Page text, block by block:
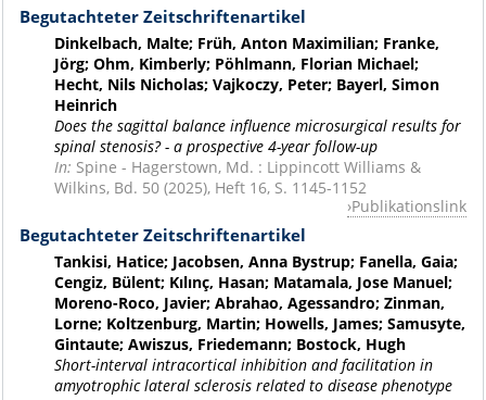
Begutachteter Zeitschriftenartikel
Dinkelbach, Malte; Früh, Anton Maximilian; Franke,
Jörg; Ohm, Kimberly; Pöhlmann, Florian Michael;
Hecht, Nils Nicholas; Vajkoczy, Peter; Bayerl, Simon
Heinrich
Does the sagittal balance influence microsurgical results for
spinal stenosis? - a prospective 4-year follow-up
In: Spine - Hagerstown, Md. : Lippincott Williams &
Wilkins, Bd. 50 (2025), Heft 16, S. 1145-1152
Publikationslink
Begutachteter Zeitschriftenartikel
Tankisi, Hatice; Jacobsen, Anna Bystrup; Fanella, Gaia;
Cengiz, Bülent; Kılınç, Hasan; Matamala, Jose Manuel;
Moreno-Roco, Javier; Abrahao, Agessandro; Zinman,
Lorne; Koltzenburg, Martin; Howells, James; Samusyte,
Gintaute; Awiszus, Friedemann; Bostock, Hugh
Short-interval intracortical inhibition and facilitation in
amyotrophic lateral sclerosis related to disease phenotype